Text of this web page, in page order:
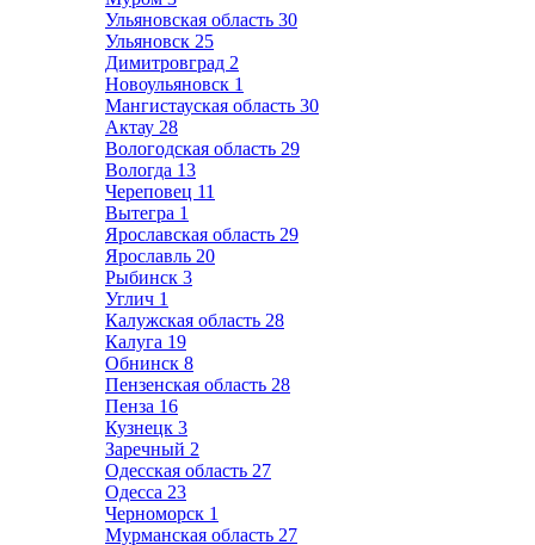
Ульяновская область 30
Ульяновск 25
Димитровград 2
Новоульяновск 1
Мангистауская область 30
Актау 28
Вологодская область 29
Вологда 13
Череповец 11
Вытегра 1
Ярославская область 29
Ярославль 20
Рыбинск 3
Углич 1
Калужская область 28
Калуга 19
Обнинск 8
Пензенская область 28
Пенза 16
Кузнецк 3
Заречный 2
Одесская область 27
Одесса 23
Черноморск 1
Мурманская область 27